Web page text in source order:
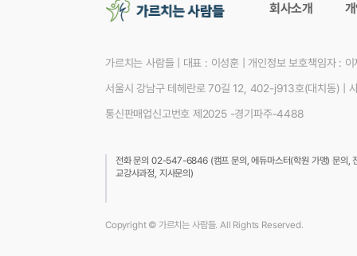
회사소개
가르치는 사람들| 대표 : 이성훈
개인정보 보호책임자 : 이
서울시 강남구 테헤란로 70길 12, 402-j913호(대치동) |
통신판매업신고번호 제2025 -경기파주-4488
전화 문의 02-547-6846 (캠프 문의, 에듀마스터(학원 가맹) 문의,
교강사과정, 지사문의)
Copyright © 가르치는 사람들. All Rights Reserved.